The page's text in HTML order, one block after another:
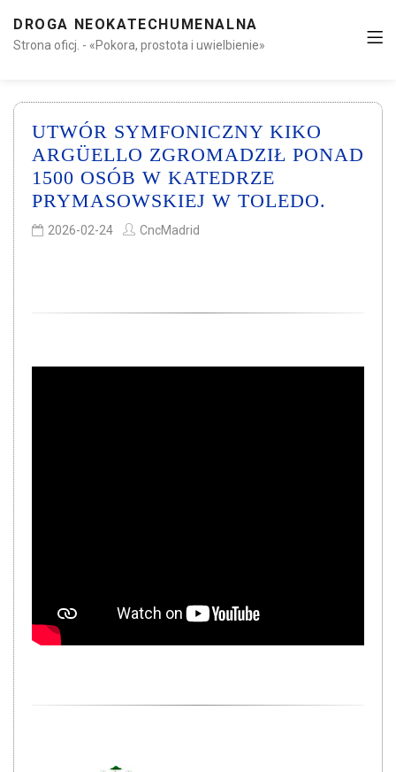
DROGA NEOKATECHUMENALNA
Strona oficj. - «Pokora, prostota i uwielbienie»
UTWÓR SYMFONICZNY KIKO
ARGÜELLO ZGROMADZIŁ PONAD
1500 OSÓB W KATEDRZE
PRYMASOWSKIEJ W TOLEDO.
2026-02-24 CncMadrid